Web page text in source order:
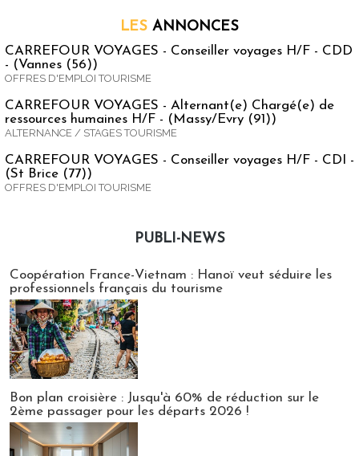
LES ANNONCES
CARREFOUR VOYAGES - Conseiller voyages H/F - CDD
- (Vannes (56))
OFFRES D'EMPLOI TOURISME
CARREFOUR VOYAGES - Alternant(e) Chargé(e) de
ressources humaines H/F - (Massy/Evry (91))
ALTERNANCE / STAGES TOURISME
CARREFOUR VOYAGES - Conseiller voyages H/F - CDI -
(St Brice (77))
OFFRES D'EMPLOI TOURISME
PUBLI-NEWS
Coopération France-Vietnam : Hanoï veut séduire les
professionnels français du tourisme
Bon plan croisière : Jusqu'à 60% de réduction sur le
2ème passager pour les départs 2026 !